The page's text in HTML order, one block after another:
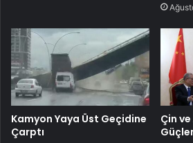
Kamyon Yaya Üst Geçidine
Çarptı
Çin